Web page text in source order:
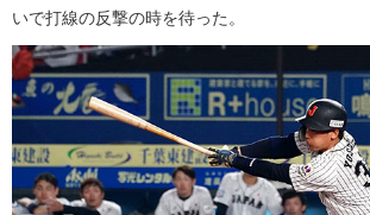
いで打線の反撃の時を待った。